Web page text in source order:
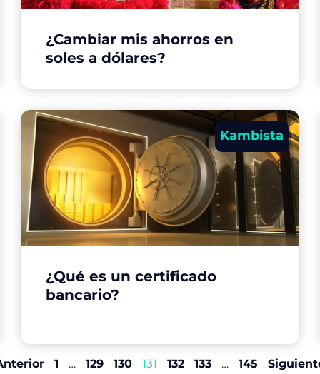
¿Cambiar mis ahorros en
soles a dólares?
Kambista
¿Qué es un certificado
bancario?
1 … 129 130 131 132 133 … 145